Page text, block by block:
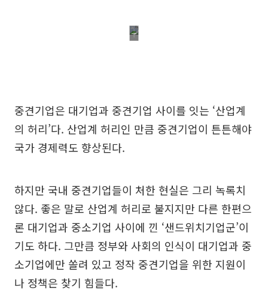
중견기업은 대기업과 중견기업 사이를 잇는 ‘산업계
의 허리’다. 산업계 허리인 만큼 중견기업이 튼튼해야
국가 경제력도 향상된다.
하지만 국내 중견기업들이 처한 현실은 그리 녹록치
않다. 좋은 말로 산업계 허리로 불지지만 다른 한편으
론 대기업과 중소기업 사이에 낀 ‘샌드위치기업군’이
기도 하다. 그만큼 정부와 사회의 인식이 대기업과 중
소기업에만 쏠려 있고 정작 중견기업을 위한 지원이
나 정책은 찾기 힘들다.